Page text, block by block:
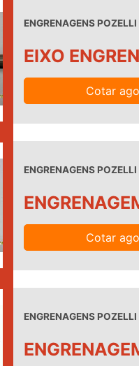
ENGRENAGENS
EIXO
Cotar
ENGRENAGENS
Cotar
ENGRENAGENS